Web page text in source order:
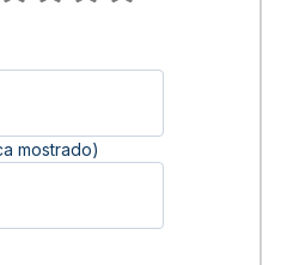
mostrado)